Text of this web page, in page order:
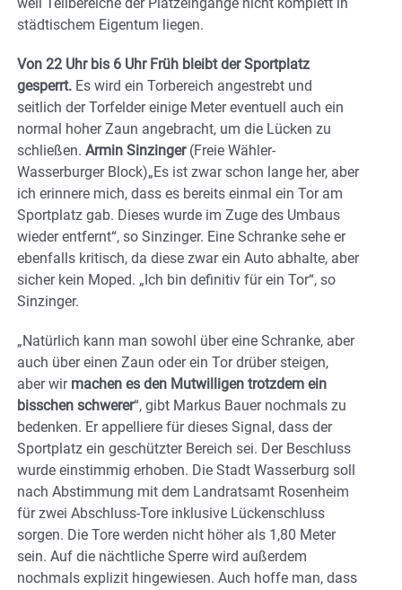
städtischem Eigentum liegen.
Von 22 Uhr bis 6 Uhr Früh bleibt der Sportplatz
gesperrt. Es wird ein Torbereich angestrebt und
seitlich der Torfelder einige Meter eventuell auch ein
normal hoher Zaun angebracht, um die Lücken zu
schließen. Armin Sinzinger(Freie Wähler-
Wasserburger Block)„Es ist zwar schon lange her, aber
ich erinnere mich, dass es bereits einmal ein Tor am
Sportplatz gab. Dieses wurde im Zuge des Umbaus
wieder entfernt“, so Sinzinger. Eine Schranke sehe er
ebenfalls kritisch, da diese zwar ein Auto abhalte, aber
sicher kein Moped. „Ich bin definitiv für ein Tor“, so
Sinzinger.
„Natürlich kann man sowohl über eine Schranke, aber
auch über einen Zaun oder ein Tor drüber steigen,
aber wir machen es den Mutwilligen trotzdem ein
bisschen schwerer“, gibt Markus Bauer nochmals zu
bedenken. Er appelliere für dieses Signal, dass der
Sportplatz ein geschützter Bereich sei. Der Beschluss
wurde einstimmig erhoben. Die Stadt Wasserburg soll
nach Abstimmung mit dem Landratsamt Rosenheim
für zwei Abschluss-Tore inklusive Lückenschluss
sorgen. Die Tore werden nicht höher als 1,80 Meter
sein. Auf die nächtliche Sperre wird außerdem
nochmals explizit hingewiesen. Auch hoffe man, dass